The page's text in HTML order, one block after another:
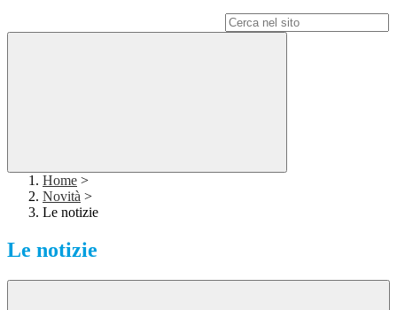
Home >
Novità >
Le notizie
Le notizie